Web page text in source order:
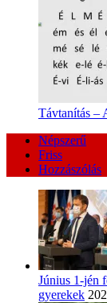
Távtanítás –
Népszerű
Friss
Hozzászólás
Június 1-jén
gyerekek